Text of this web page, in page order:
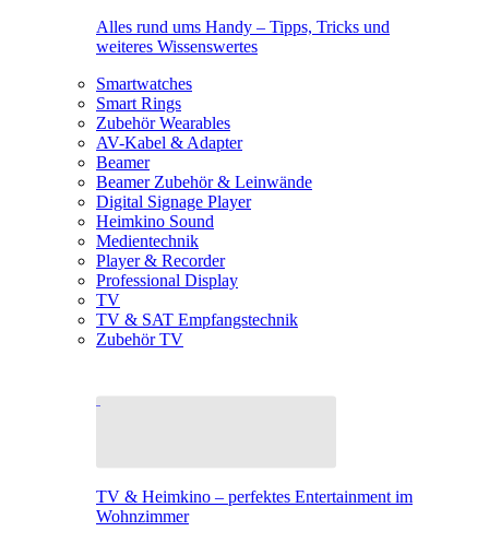
Alles rund ums Handy – Tipps, Tricks und
weiteres Wissenswertes
Smartwatches
Smart Rings
Zubehör Wearables
AV-Kabel & Adapter
Beamer
Beamer Zubehör & Leinwände
Digital Signage Player
Heimkino Sound
Medientechnik
Player & Recorder
Professional Display
TV
TV & SAT Empfangstechnik
Zubehör TV
TV & Heimkino – perfektes Entertainment im
Wohnzimmer